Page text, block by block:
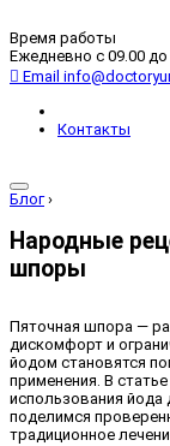
Время работы
Ежедневно с 09.00 до
Email
Контакты
Блог ›
Народные
шпоры
Пяточная шпора —
дискомфорт и
йодом становятся
применения. В
использования
поделимся
традиционное